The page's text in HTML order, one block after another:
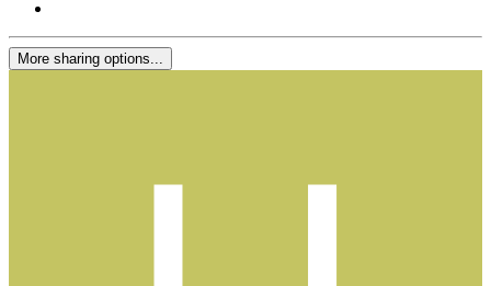
More sharing options...